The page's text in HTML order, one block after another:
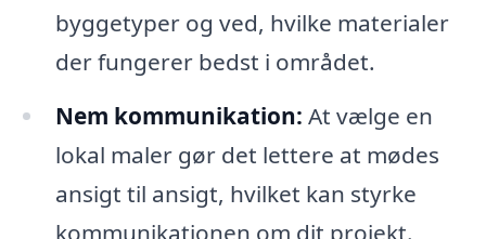
byggetyper og ved, hvilke materialer
der fungerer bedst i området.
Nem kommunikation: At vælge en
lokal maler gør det lettere at mødes
ansigt til ansigt, hvilket kan styrke
kommunikationen om dit projekt.